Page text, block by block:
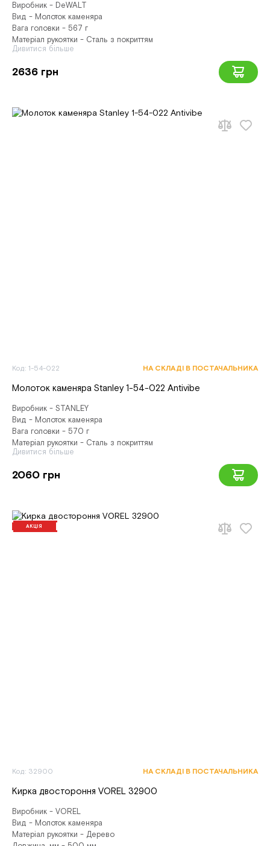
Виробник - DeWALT
Вид - Молоток каменяра
Вага головки - 567 г
Матеріал рукоятки - Сталь з покриттям
Дивитися більше
2636 грн
Код: 1-54-022 НА СКЛАДІ В ПОСТАЧАЛЬНИКА
Молоток каменяра Stanley 1-54-022 Antivibe
Виробник - STANLEY
Вид - Молоток каменяра
Вага головки - 570 г
Матеріал рукоятки - Сталь з покриттям
Дивитися більше
2060 грн
АКЦІЯ
Код: 32900 НА СКЛАДІ В ПОСТАЧАЛЬНИКА
Кирка двостороння VOREL 32900
Виробник - VOREL
Вид - Молоток каменяра
Матеріал рукоятки - Дерево